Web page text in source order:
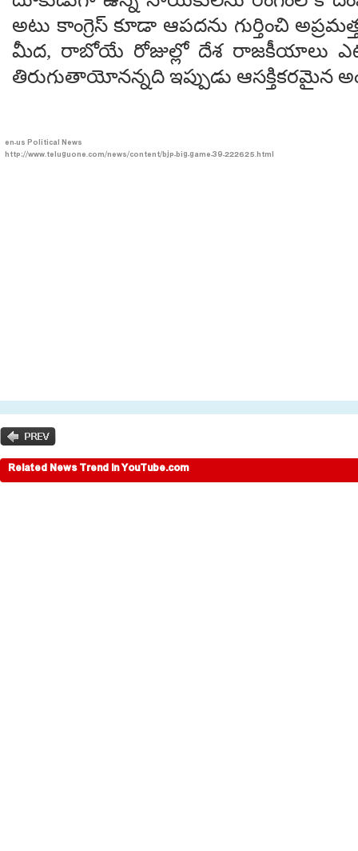
అటు కాంగ్రెస్ కూడా ఆపదను గుర్తించి
మీద, రాబోయే రోజుల్లో దేశ రాజకీయాలు
తిరుగుతాయోనన్నది ఇప్పుడు ఆసక్తికరమైన
en-usPolitical News
http://www.teluguone.com/news/content/bjp-big-game-39-222625.html